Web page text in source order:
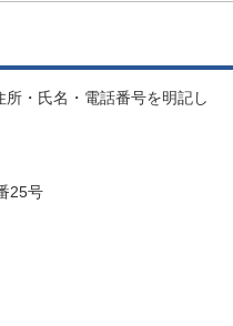
・氏名・電話番号を明記し
25号